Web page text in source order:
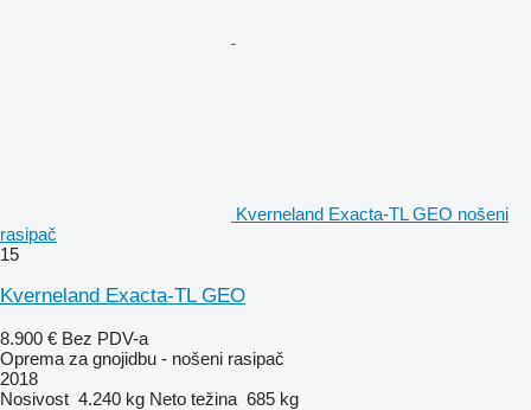
Kverneland Exacta-TL GEO nošeni
rasipač
15
Kverneland Exacta-TL GEO
8.900 € Bez PDV-a
Oprema za gnojidbu - nošeni rasipač
2018
Nosivost 4.240 kg Neto težina 685 kg